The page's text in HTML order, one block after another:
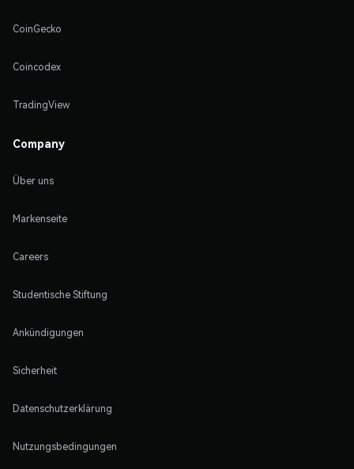
CoinGecko
Coincodex
TradingView
Company
Über uns
Markenseite
Careers
Studentische Stiftung
Ankündigungen
Sicherheit
Datenschutzerklärung
Nutzungsbedingungen